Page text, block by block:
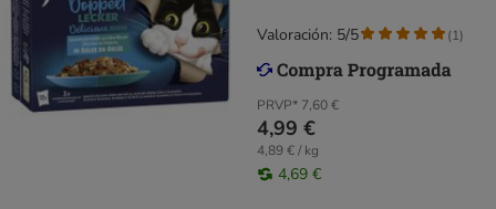
PRVP* 7,60 €
4,99 €
4,89 € / kg
4,69 €
Valoración: 5/5 (1)